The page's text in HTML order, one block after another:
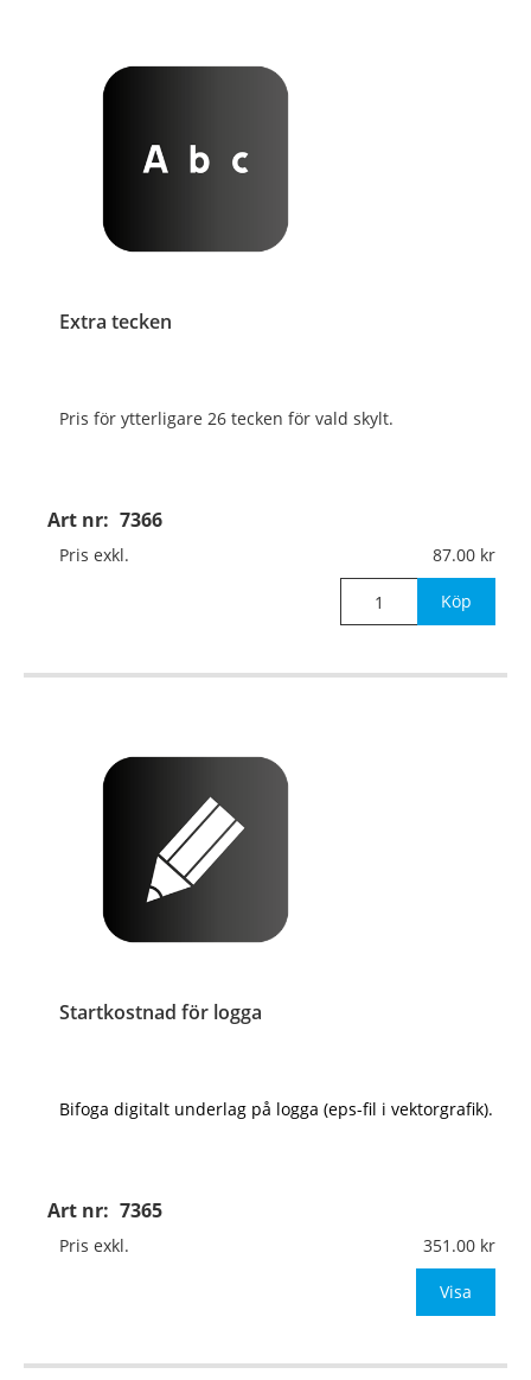
Extra tecken
Art nr: 7366
Pris för ytterligare 26 tecken för vald skylt.
Pris exkl. 87.00
Köp
Startkostnad för logga
Art nr: 7365
Bifoga digitalt underlag på logga (eps-fil i vektorgrafik).
Pris exkl. 351.00
Visa